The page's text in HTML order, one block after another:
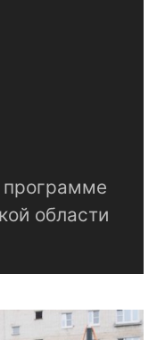
области